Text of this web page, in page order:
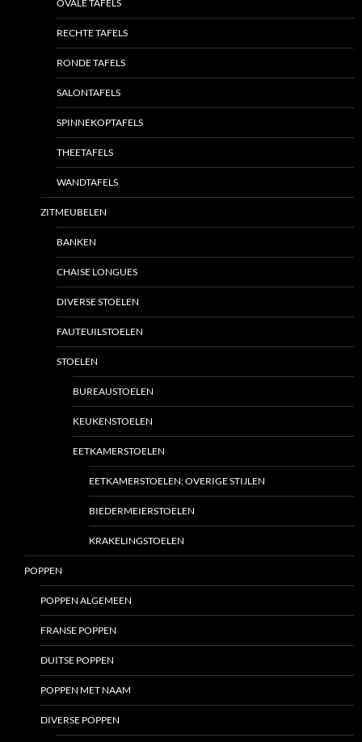
OVALE TAFELS
RECHTE TAFELS
RONDE TAFELS
SALONTAFELS
SPINNEKOPTAFELS
THEETAFELS
WANDTAFELS
ZITMEUBELEN
BANKEN
CHAISE LONGUES
DIVERSE STOELEN
FAUTEUILSTOELEN
STOELEN
BUREAUSTOELEN
KEUKENSTOELEN
EETKAMERSTOELEN
EETKAMERSTOELEN; OVERIGE STIJLEN
BIEDERMEIERSTOELEN
KRAKELINGSTOELEN
POPPEN
POPPEN ALGEMEEN
FRANSE POPPEN
DUITSE POPPEN
POPPEN MET NAAM
DIVERSE POPPEN